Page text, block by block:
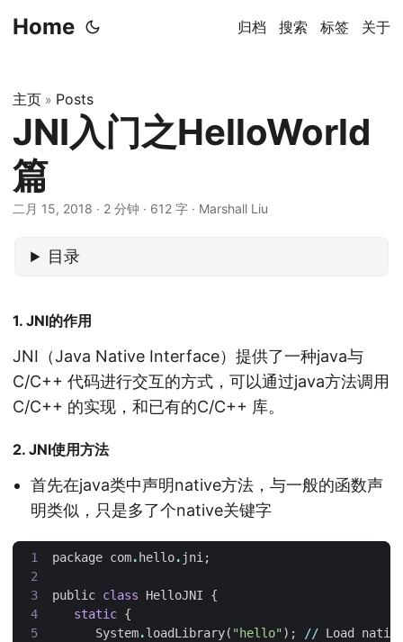
Home 归档 搜索 标签 关于
主页 » Posts
JNI入门之HelloWorld
篇
二月 15, 2018 · 2 分钟 · 612 字 · Marshall Liu
目录
1. JNI的作用
JNI（Java Native Interface）提供了一种java与
C/C++ 代码进行交互的方式，可以通过java方法调用
C/C++ 的实现，和已有的C/C++ 库。
2. JNI使用方法
首先在java类中声明native方法，与一般的函数声
明类似，只是多了个native关键字
package com. hello. jni;
public class HelloJNI
{
static {
System.loadLibrary( "hello"); // Load